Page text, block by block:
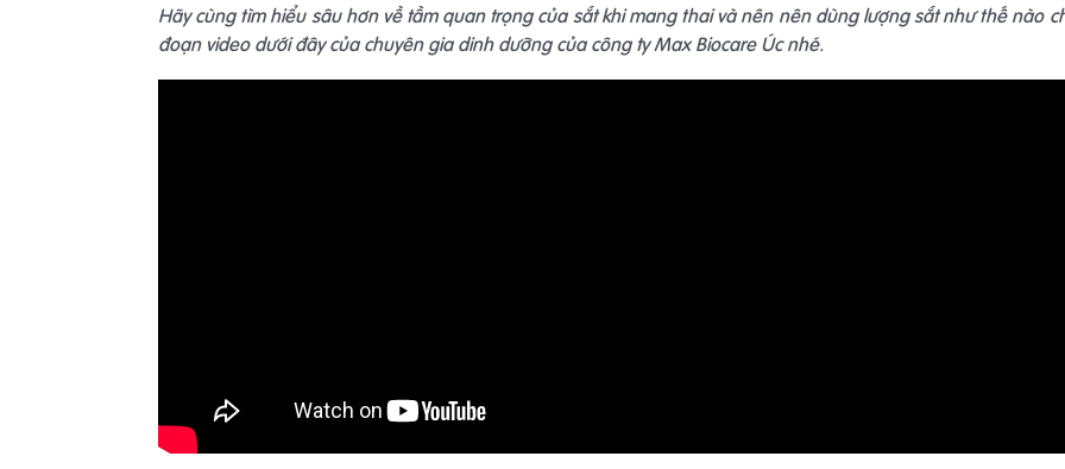
Hãy cùng tìm hiểu sâu hơn về tầm quan trọng của sắt khi mang thai và nên nên dùng lượng sắt như thế nào
đoạn video dưới đây của chuyên gia dinh dưỡng của công ty Max Biocare Úc nhé.